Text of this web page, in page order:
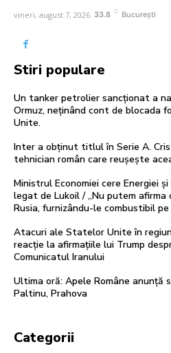
vineri, august 7, 2026 33.8 C București
Stiri populare
Un tanker petrolier sancționat a
Ormuz, neținând cont de blocada
Unite.
Inter a obținut titlul în Serie A.
tehnician român care reușește
Ministrul Economiei cere Energiei
legat de Lukoil / „Nu putem afirma
Rusia, furnizându-le combustibil
Atacuri ale Statelor Unite în
reacție la afirmațiile lui Trump
Comunicatul Iranului
Ultima oră: Apele Române anunță
Paltinu, Prahova
Categorii